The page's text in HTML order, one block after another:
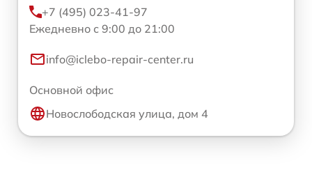
+7 (495) 023-41-97
Ежедневно с 9:00 до 21:00
info@iclebo-repair-center.ru
Основной офис
Новослободская улица, дом 4